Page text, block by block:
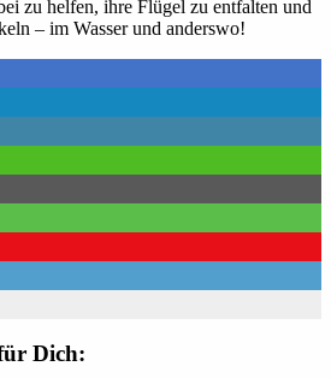
zu helfen, ihre Flügel zu entfalten und
– im Wasser und anderswo!
Dich: